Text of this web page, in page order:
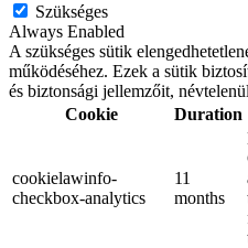
Szükséges
Always Enabled
A szükséges sütik
működéséhez. Ezek a sütik
és biztonsági jellemzőit,
Cookie
Duration
cookielawinfo-
checkbox-analytics
11
months